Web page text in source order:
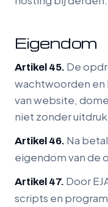
Eigendom
Artikel 45. De
wachtwoorden
van website,
niet zonder
Artikel 46. Na
eigendom van de
Artikel 47. Door
scripts en